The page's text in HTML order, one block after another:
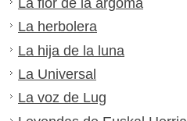
La herbolera
La hija de la luna
La Universal
La voz de Lug